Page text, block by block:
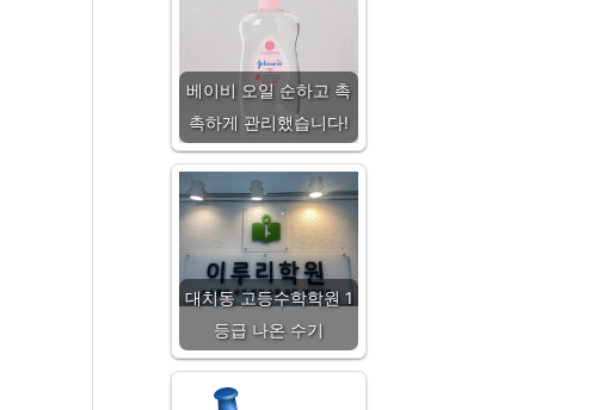
베이비 오일 순하고 촉
촉하게 관리했습니다!
대치동 고등수학학원 1
등급 나온 수기